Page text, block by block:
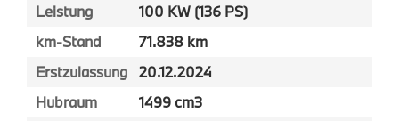
Leistung
100 KW (136 PS)
km-Stand
71.838 km
Erstzulassung
20.12.2024
Hubraum
1499 cm3